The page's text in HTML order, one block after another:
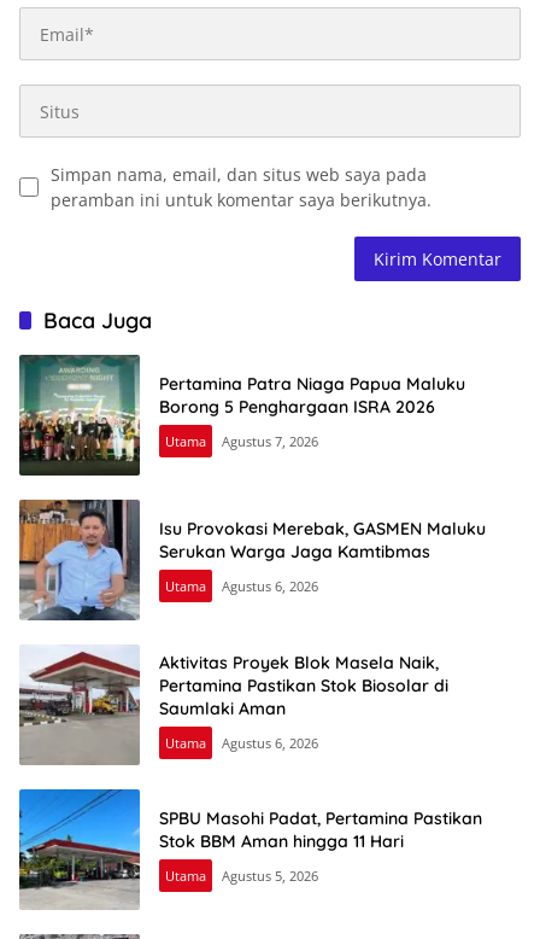
Simpan nama, email, dan situs web saya pada
peramban ini untuk komentar saya berikutnya.
Baca Juga
Pertamina Patra Niaga Papua Maluku
Borong 5 Penghargaan ISRA 2026
Utama Agustus 7, 2026
Isu Provokasi Merebak, GASMEN Maluku
Serukan Warga Jaga Kamtibmas
Utama Agustus 6, 2026
Aktivitas Proyek Blok Masela Naik,
Pertamina Pastikan Stok Biosolar di
Saumlaki Aman
Utama Agustus 6, 2026
SPBU Masohi Padat, Pertamina Pastikan
Stok BBM Aman hingga 11 Hari
Utama Agustus 5, 2026